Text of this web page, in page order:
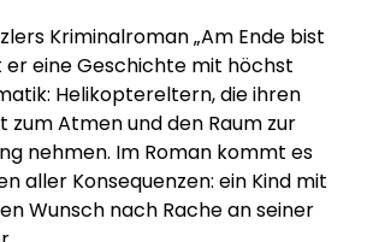
Kriminalroman „Am Ende bist
er eine Geschichte mit höchst
Helikoptereltern, die ihren
zum Atmen und den Raum zur
nehmen. Im Roman kommt es
aller Konsequenzen: ein Kind mit
Wunsch nach Rache an seiner